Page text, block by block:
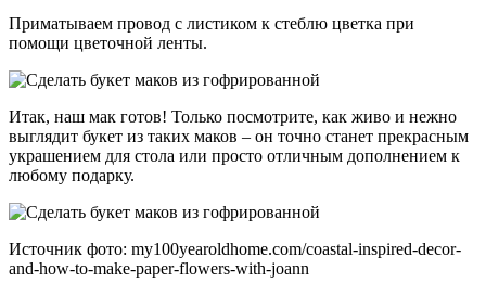
Приматываем провод с листиком к стеблю цветка при
помощи цветочной ленты.
Итак, наш мак готов! Только посмотрите, как живо и нежно
выглядит букет из таких маков – он точно станет прекрасным
украшением для стола или просто отличным дополнением к
любому подарку.
Источник фото: my100yearoldhome.com/coastal-inspired-decor-
and-how-to-make-paper-flowers-with-joann